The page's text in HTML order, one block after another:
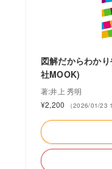
図解だからわか
社MOOK)
著:井上 秀明
¥2,200
（2026/01/23